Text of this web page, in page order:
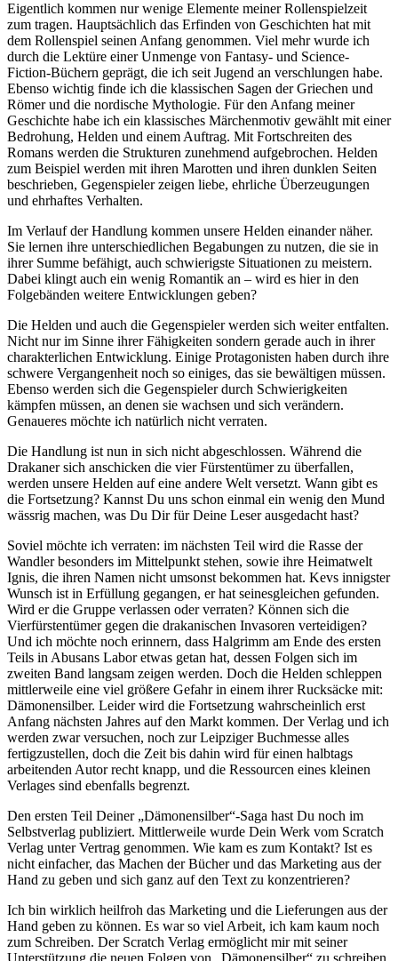
Eigentlich kommen nur wenige Elemente meiner Rollenspielzeit
zum tragen. Hauptsächlich das Erfinden von Geschichten hat mit
dem Rollenspiel seinen Anfang genommen. Viel mehr wurde ich
durch die Lektüre einer Unmenge von Fantasy- und Science-
Fiction-Büchern geprägt, die ich seit Jugend an verschlungen habe.
Ebenso wichtig finde ich die klassischen Sagen der Griechen und
Römer und die nordische Mythologie. Für den Anfang meiner
Geschichte habe ich ein klassisches Märchenmotiv gewählt mit einer
Bedrohung, Helden und einem Auftrag. Mit Fortschreiten des
Romans werden die Strukturen zunehmend aufgebrochen. Helden
zum Beispiel werden mit ihren Marotten und ihren dunklen Seiten
beschrieben, Gegenspieler zeigen liebe, ehrliche Überzeugungen
und ehrhaftes Verhalten.
Im Verlauf der Handlung kommen unsere Helden einander näher.
Sie lernen ihre unterschiedlichen Begabungen zu nutzen, die sie in
ihrer Summe befähigt, auch schwierigste Situationen zu meistern.
Dabei klingt auch ein wenig Romantik an – wird es hier in den
Folgebänden weitere Entwicklungen geben?
Die Helden und auch die Gegenspieler werden sich weiter entfalten.
Nicht nur im Sinne ihrer Fähigkeiten sondern gerade auch in ihrer
charakterlichen Entwicklung. Einige Protagonisten haben durch ihre
schwere Vergangenheit noch so einiges, das sie bewältigen müssen.
Ebenso werden sich die Gegenspieler durch Schwierigkeiten
kämpfen müssen, an denen sie wachsen und sich verändern.
Genaueres möchte ich natürlich nicht verraten.
Die Handlung ist nun in sich nicht abgeschlossen. Während die
Drakaner sich anschicken die vier Fürstentümer zu überfallen,
werden unsere Helden auf eine andere Welt versetzt. Wann gibt es
die Fortsetzung? Kannst Du uns schon einmal ein wenig den Mund
wässrig machen, was Du Dir für Deine Leser ausgedacht hast?
Soviel möchte ich verraten: im nächsten Teil wird die Rasse der
Wandler besonders im Mittelpunkt stehen, sowie ihre Heimatwelt
Ignis, die ihren Namen nicht umsonst bekommen hat. Kevs innigster
Wunsch ist in Erfüllung gegangen, er hat seinesgleichen gefunden.
Wird er die Gruppe verlassen oder verraten? Können sich die
Vierfürstentümer gegen die drakanischen Invasoren verteidigen?
Und ich möchte noch erinnern, dass Halgrimm am Ende des ersten
Teils in Abusans Labor etwas getan hat, dessen Folgen sich im
zweiten Band langsam zeigen werden. Doch die Helden schleppen
mittlerweile eine viel größere Gefahr in einem ihrer Rucksäcke mit:
Dämonensilber. Leider wird die Fortsetzung wahrscheinlich erst
Anfang nächsten Jahres auf den Markt kommen. Der Verlag und ich
werden zwar versuchen, noch zur Leipziger Buchmesse alles
fertigzustellen, doch die Zeit bis dahin wird für einen halbtags
arbeitenden Autor recht knapp, und die Ressourcen eines kleinen
Verlages sind ebenfalls begrenzt.
Den ersten Teil Deiner „Dämonensilber“-Saga hast Du noch im
Selbstverlag publiziert. Mittlerweile wurde Dein Werk vom Scratch
Verlag unter Vertrag genommen. Wie kam es zum Kontakt? Ist es
nicht einfacher, das Machen der Bücher und das Marketing aus der
Hand zu geben und sich ganz auf den Text zu konzentrieren?
Ich bin wirklich heilfroh das Marketing und die Lieferungen aus der
Hand geben zu können. Es war so viel Arbeit, ich kam kaum noch
zum Schreiben. Der Scratch Verlag ermöglicht mir mit seiner
Unterstützung die neuen Folgen von „Dämonensilber“ zu schreiben